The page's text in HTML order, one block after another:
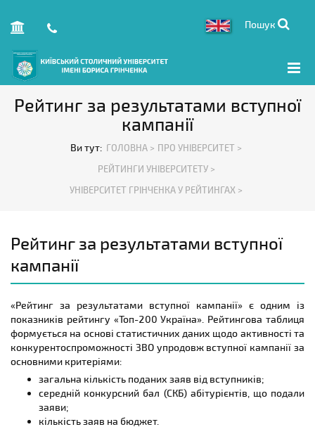
Пошук
Рейтинг за результатами вступної
кампанії
Ви тут: ГОЛОВНА > ПРО УНІВЕРСИТЕТ >
РЕЙТИНГИ УНІВЕРСИТЕТУ >
УНІВЕРСИТЕТ ГРІНЧЕНКА У РЕЙТИНГАХ >
Рейтинг за результатами вступної
кампанії
«Рейтинг за результатами вступної кампанії» є одним із
показників рейтингу «Топ-200 Україна». Рейтингова таблиця
формується на основі статистичних даних щодо активності та
конкурентоспроможності ЗВО упродовж вступної кампанії за
основними критеріями:
загальна кількість поданих заяв від вступників;
середній конкурсний бал (СКБ) абітурієнтів, що подали
заяви;
кількість заяв на бюджет.